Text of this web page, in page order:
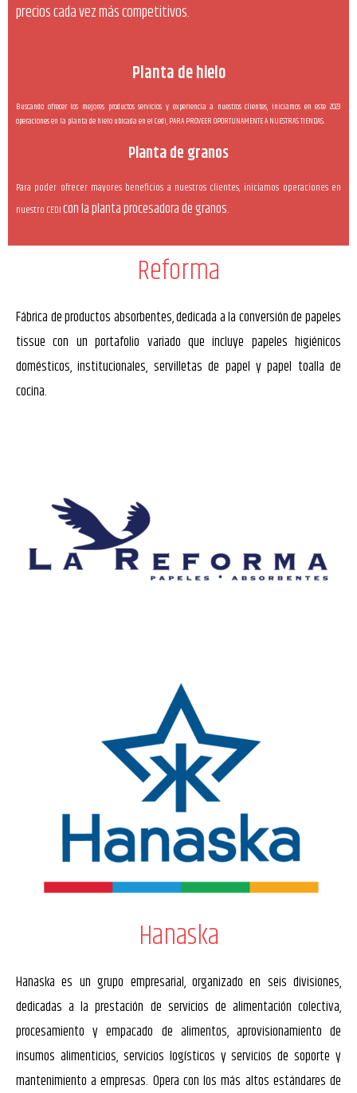
precios cada vez más competitivos.
Planta de hielo
Buscando ofrecer los mejores productos servicios y experiencia a nuestros clientes, iniciamos en este 2023
operaciones en la planta de hielo ubicada en el Cedi, PARA PROVEER OPORTUNAMENTE A NUESTRAS TIENDAS.
Planta de granos
Para poder ofrecer mayores beneficios a nuestros clientes, iniciamos operaciones en
nuestro CEDIcon la planta procesadora de granos.
Reforma
Fábrica de productos absorbentes, dedicada a la conversión de papeles
tissue con un portafolio variado que incluye papeles higiénicos
domésticos, institucionales, servilletas de papel y papel toalla de
cocina.
Hanaska
Hanaska es un grupo empresarial, organizado en seis divisiones,
dedicadas a laprestación de servicios de alimentación colectiva,
procesamiento y empacado de alimentos, aprovisionamiento de
insumos alimenticios, servicios logísticos yservicios de soporte y
mantenimiento a empresas. Opera con los más altos estándares de